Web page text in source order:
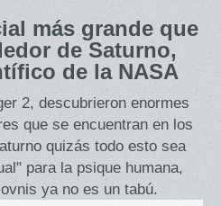
más grande que
de Saturno,
de la NASA
2, descubrieron enormes
que se encuentran en los
quizás todo esto sea
para la psique humana,
ya no es un tabú.